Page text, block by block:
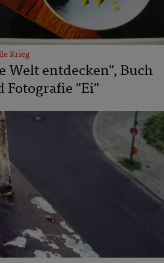
Krieg
Welt entdecken", Buch
Fotografie "Ei"